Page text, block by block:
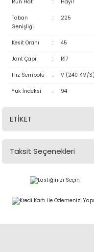
Run Flat : Hayır
Taban
Genişliği
: 225
Kesit Oranı : 45
Jant Çapı : R17
Hız Sembolü : V (240 KM/S)
Yük İndeksi : 94
ETİKET
Taksit Seçenekleri